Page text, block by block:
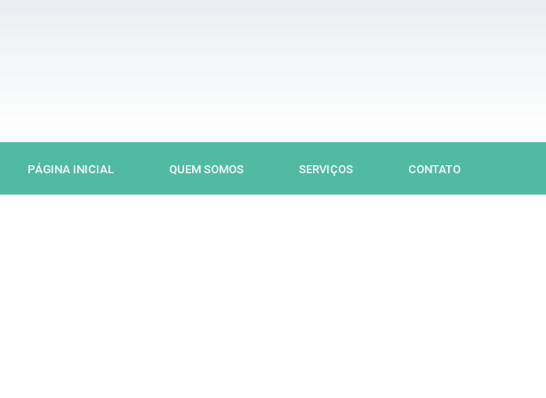
PÁGINA INICIAL QUEM SOMOS SERVIÇOS CONTATO
Previous
Next